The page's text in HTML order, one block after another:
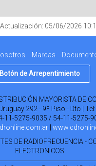
05/06/2026
Marcas
Botón de Arrepentimiento
MAYORISTA DE
292 - 9º Piso - Dto | Tel:
11-5275-9035 / 54-11-5275-
DE RADIOFRECUENCIA -
ELECTRONICOS